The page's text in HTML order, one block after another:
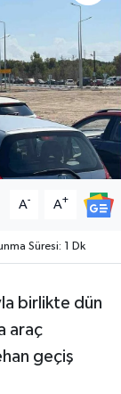
A- A+
Süresi: 1 Dk
birlikte dün
araç
geçiş